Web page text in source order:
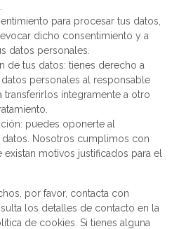
para procesar tus datos,
dicho consentimiento y a
datos personales.
de tus datos: tienes derecho a
personales al responsable
transferirlos íntegramente a otro
puedes oponerte al
datos. Nosotros cumplimos con
motivos justificados para el
por favor, contacta con
los detalles de contacto en la
de cookies. Si tienes alguna